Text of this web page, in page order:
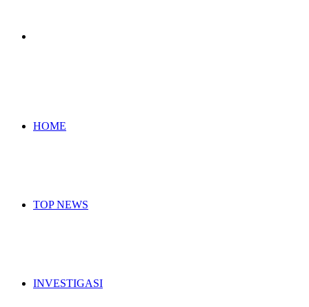
HOME
TOP NEWS
INVESTIGASI